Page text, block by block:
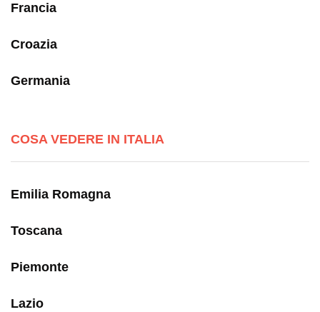
Francia
Croazia
Germania
COSA VEDERE IN ITALIA
Emilia Romagna
Toscana
Piemonte
Lazio